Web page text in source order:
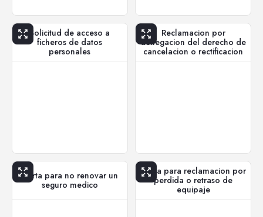
Solicitud de acceso a
ficheros de datos
personales
Reclamacion por
denegacion del derecho de
cancelacion o rectificacion
Carta para no renovar un
seguro medico
Carta para reclamacion por
perdida o retraso de
equipaje